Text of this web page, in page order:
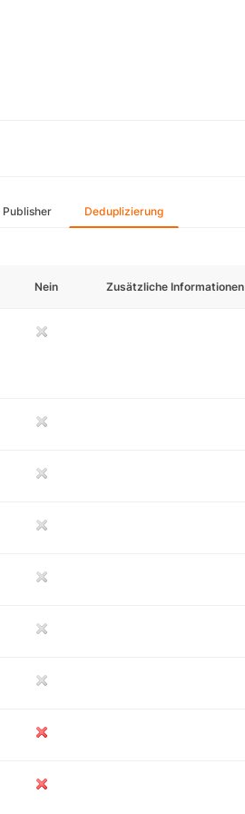
Publisher Deduplizierung
Nein Zusätzliche Informationen